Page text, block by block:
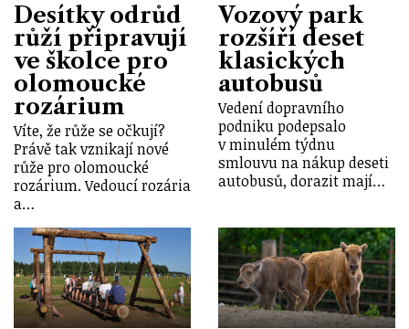
Desítky odrůd
růží připravují
ve školce pro
olomoucké
rozárium
Víte, že růže se očkují?
Právě tak vznikají nové
růže pro olomoucké
rozárium. Vedoucí rozária
a…
Vozový park
rozšíří deset
klasických
autobusů
Vedení dopravního
podniku podepsalo
v minulém týdnu
smlouvu na nákup deseti
autobusů, dorazit mají…